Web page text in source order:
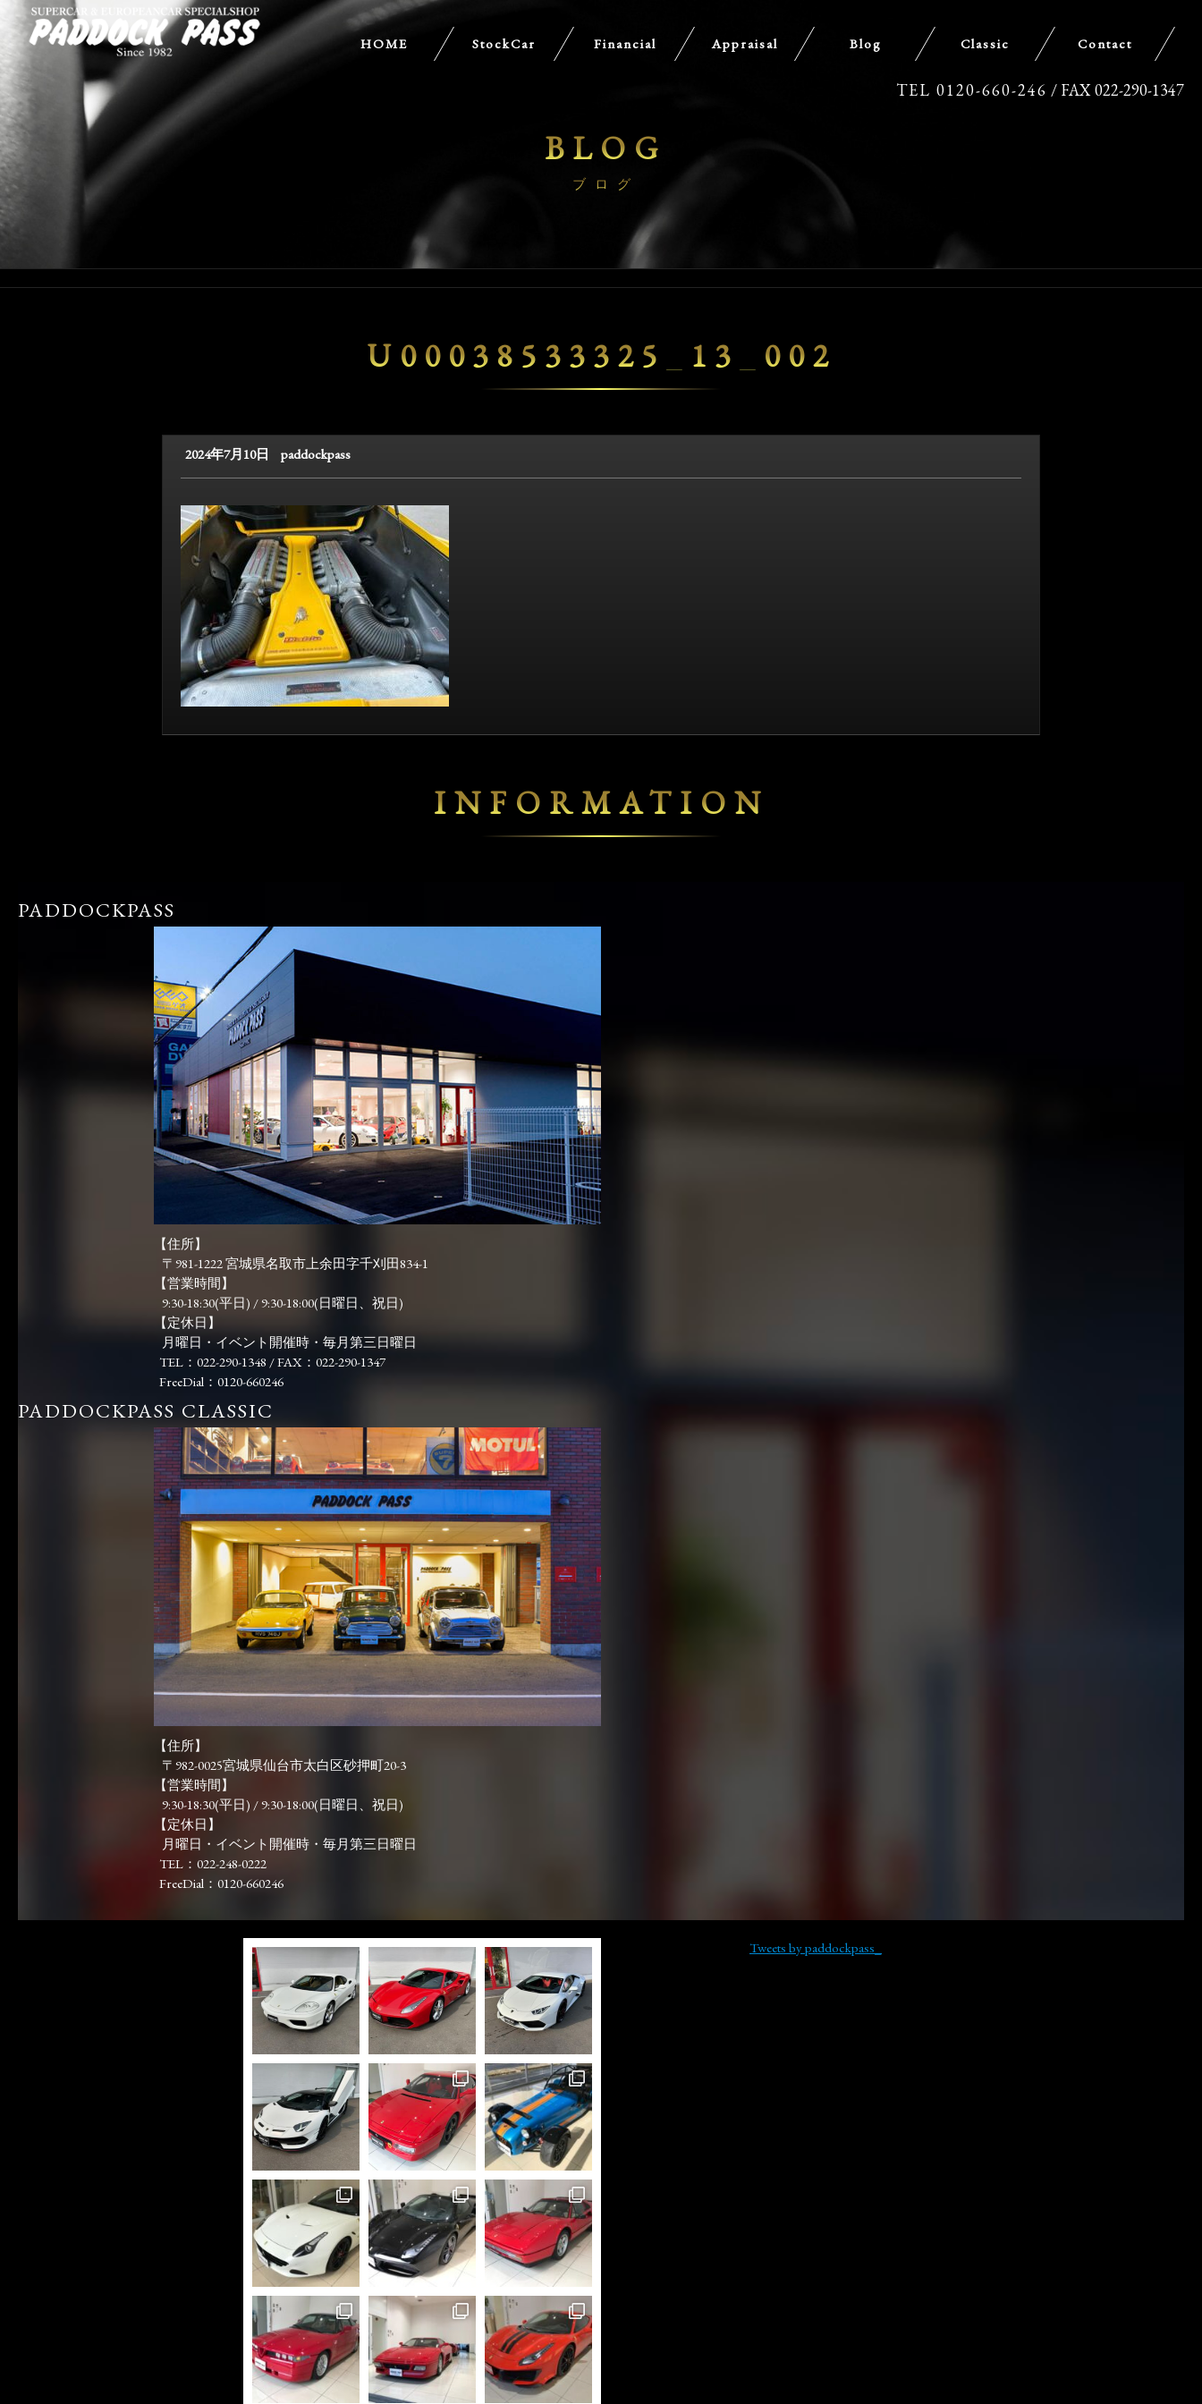
TEL 0120-660-246 / FAX 022-290-1347
HOME StockCar Financial Appraisal Blog Classic Contact
BLOG
ブログ
U00038533325_13_002
2024年7月10日 paddockpass
INFORMATION
PADDOCKPASS
【住所】
〒981-1222 宮城県名取市上余田字千刈田834-1
【営業時間】
9:30-18:30(平日) / 9:30-18:00(日曜日、祝日)
【定休日】
月曜日・イベント開催時・毎月第三日曜日
TEL：022-290-1348 / FAX：022-290-1347
FreeDial：0120-660246
PADDOCKPASS CLASSIC
【住所】
〒982-0025宮城県仙台市太白区砂押町20-3
【営業時間】
9:30-18:30(平日) / 9:30-18:00(日曜日、祝日)
【定休日】
月曜日・イベント開催時・毎月第三日曜日
TEL：022-248-0222
FreeDial：0120-660246
Tweets by paddockpass_